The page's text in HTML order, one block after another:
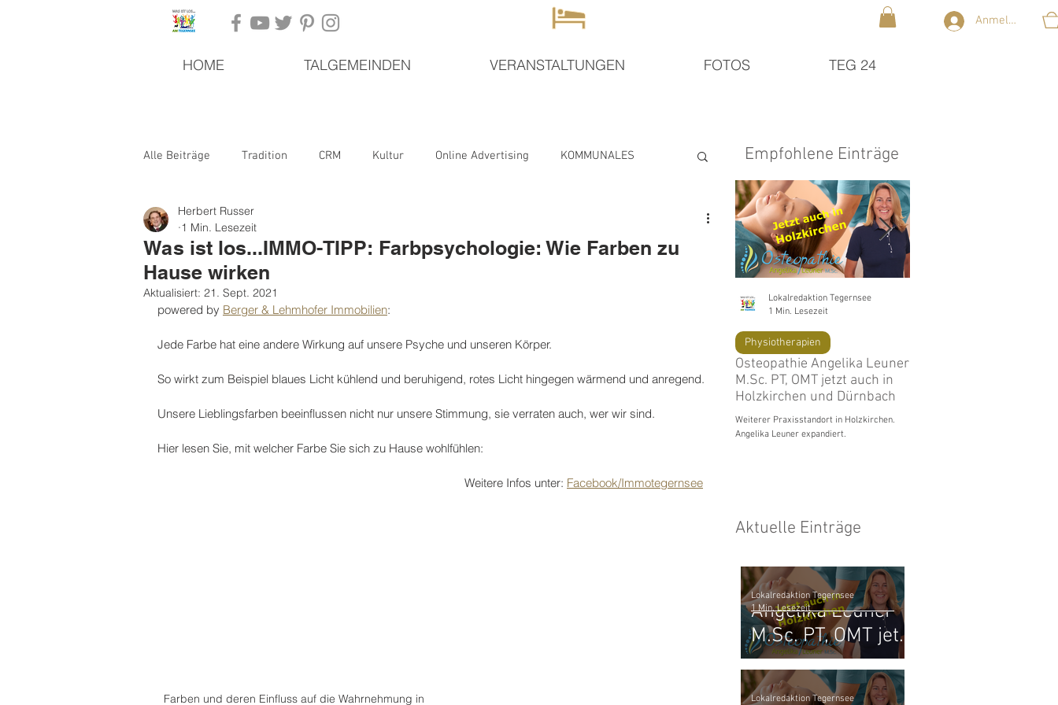
Anmelden
HOME TALGEMEINDEN VERANSTALTUNGEN FOTOS TEG 24
Alle Beiträge Tradition CRM Kultur Online Advertising KOMMUNALES
Analitics & Data Mining
Waldfeste Wandern
BAD WIESSEE Freizeit Lifestyle WORTWOLKEN KREUTH
GEWERBE HISTORY Kirche Literatur Kabarett EVENT
Was ist los...IMMO-TIPP: Farbpsychologie: Wie Farben zu
Hause wirken
Herbert Russer
1 Min. Lesezeit
Aktualisiert: 21. Sept. 2021
powered by Berger & Lehmhofer Immobilien:
Jede Farbe hat eine andere Wirkung auf unsere Psyche und unseren Körper.
So wirkt zum Beispiel blaues Licht kühlend und beruhigend, rotes Licht hingegen wärmend und anregend.
Unsere Lieblingsfarben beeinflussen nicht nur unsere Stimmung, sie verraten auch, wer wir sind.
Hier lesen Sie, mit welcher Farbe Sie sich zu Hause wohlfühlen:
Farben und deren Einfluss auf die Wahrnehmung in
Weitere Infos unter: Facebook/Immotegernsee
Empfohlene Einträge
Osteopathie Angelika Leuner
M.Sc. PT, OMT jetzt auch in
Holzkirchen und Dürnbach
Weiterer Praxisstandort in Holzkirchen.
Angelika Leuner expandiert.
Physiotherapien
Lokalredaktion Tegernsee
1 Min. Lesezeit
Aktuelle Einträge
Osteopathie
Angelika Leuner
M.Sc. PT, OMT jetzt
auch in
Holzkirchen und
Lokalredaktion Tegernsee
1 Min. Lesezeit
Praxiseröffnung in
Lokalredaktion Tegernsee